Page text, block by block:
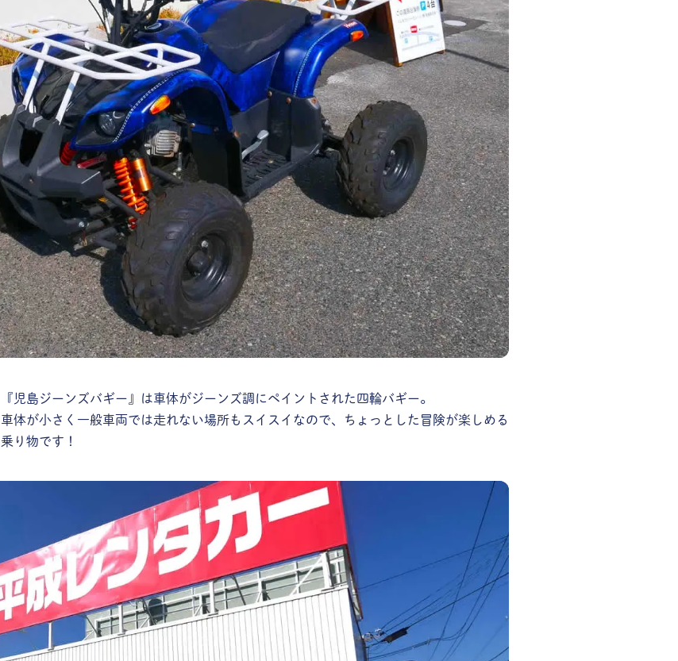
『児島ジーンズバギー』は車体がジーンズ調にペイントされた四輪バギー。
車体が小さく一般車両では走れない場所もスイスイなので、ちょっとした冒険が楽しめる
乗り物です！